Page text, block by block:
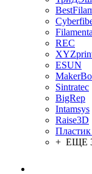
REC
ESUN
Sintratec
BigRep
Intamsys
Raise3D
+ ЕЩЕ